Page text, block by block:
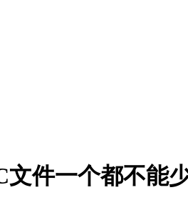
件一个都不能少